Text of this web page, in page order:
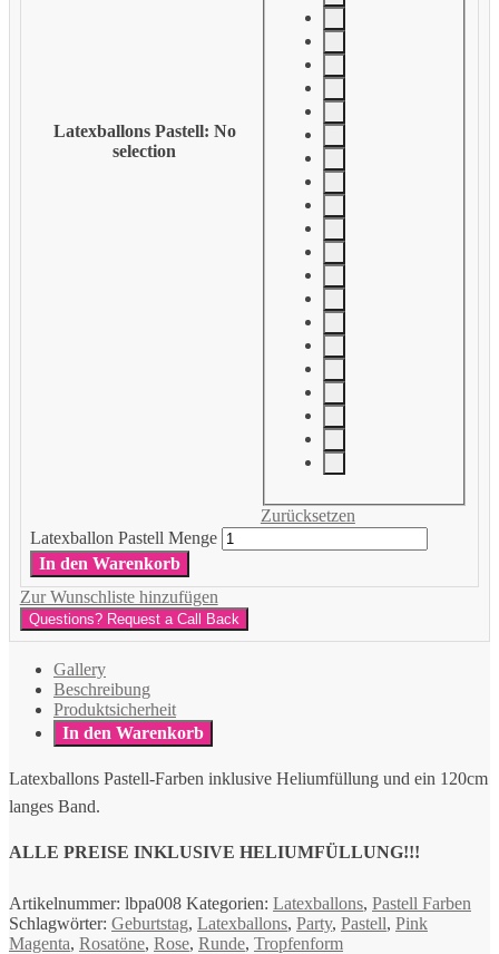
Latexballons Pastell: No
selection
Zurücksetzen
Latexballon Pastell Menge
In den Warenkorb
Zur Wunschliste hinzufügen
Questions? Request a Call Back
Gallery
Beschreibung
Produktsicherheit
In den Warenkorb
Latexballons Pastell-Farben inklusive Heliumfüllung und ein 120cm
langes Band.
ALLE PREISE INKLUSIVE HELIUMFÜLLUNG!!!
Artikelnummer: lbpa008 Kategorien: Latexballons, Pastell Farben
Schlagwörter: Geburtstag, Latexballons, Party, Pastell, Pink
Magenta, Rosatöne, Rose, Runde, Tropfenform